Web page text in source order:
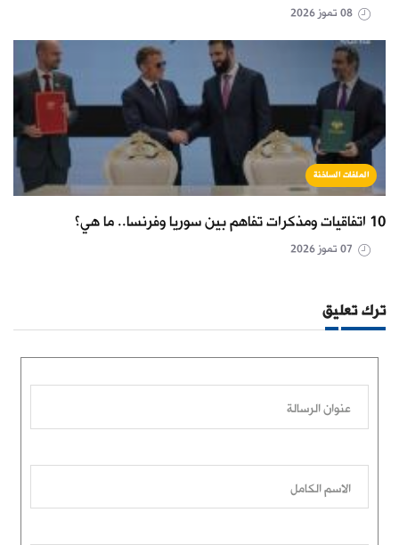
الملفات الساخنة
10 اتفاقيات ومذكرات تفاهم بين سوريا وفرنسا.. ما هي؟
ترك تعليق
عنوان الرسالة
الاسم الكامل